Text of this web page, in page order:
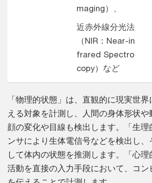
maging）、
近赤外線分光法
（NIR：Near-in
frared Spectro
copy）など
「物理的状態」は、直観的に現実世
える対象を計測し、人間の身体形状
顔の変化や目線も検出します。「生理
ンサにより生体電信号などを検出し
して体内の状態を推測します。「心
活動を直接の入力手段において、コン